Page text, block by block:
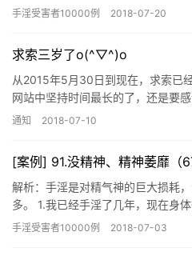
况。 1.飞翔，你好我是一名新人，
手淫受害者10000例 2018-07-20
求索三岁了o(^▽^)o
从2015年5月30日到现在，求索已
网站中坚持时间最长的了，还是要
助的，帮忙推广的，还是提意见建
通知 2018-07-10
[案例] 91.没精神、精神萎靡（
解析：手淫是对精气神的巨大损耗
多。 1.我已经手淫了几年，现在身
到天亮，第二天没有精神，长了两
手淫受害者10000例 2018-07-03